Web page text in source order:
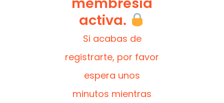
activa.
Si acabas de
registrarte, por favor
espera unos
minutos mientras